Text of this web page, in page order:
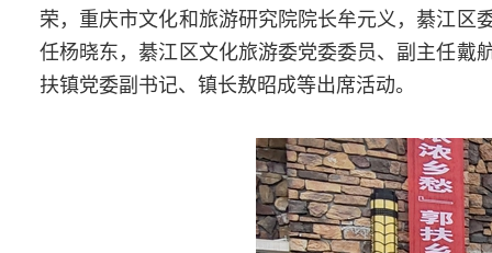
荣，重庆市文化和旅游研究院院长牟元义，綦江
任杨晓东，綦江区文化旅游委党委委员、副主任戴
扶镇党委副书记、镇长敖昭成等出席活动。